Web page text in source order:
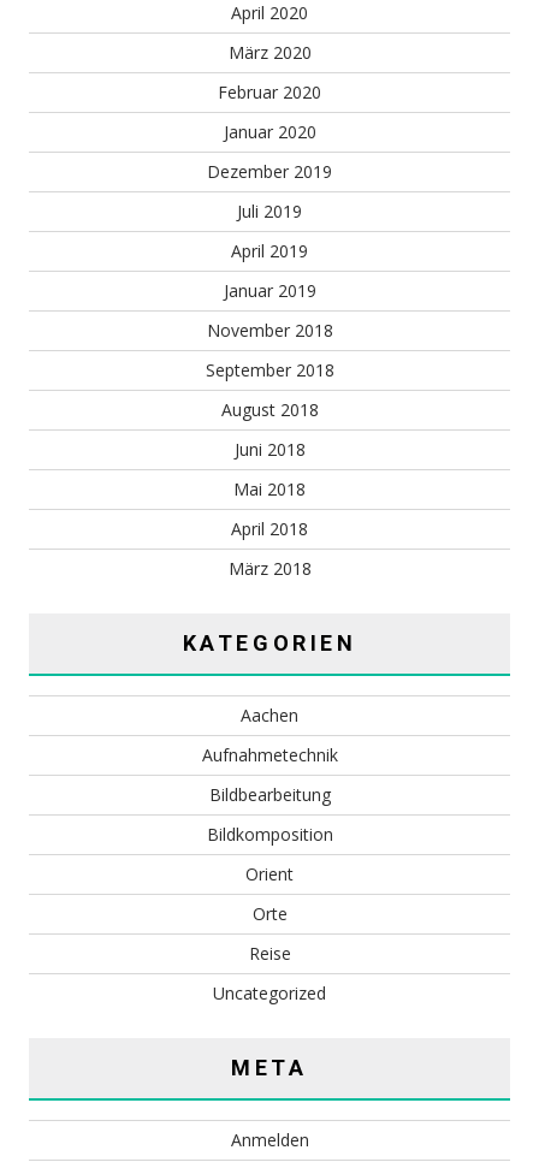
April 2020
März 2020
Februar 2020
Januar 2020
Dezember 2019
Juli 2019
April 2019
Januar 2019
November 2018
September 2018
August 2018
Juni 2018
Mai 2018
April 2018
März 2018
KATEGORIEN
Aachen
Aufnahmetechnik
Bildbearbeitung
Bildkomposition
Orient
Orte
Reise
Uncategorized
META
Anmelden